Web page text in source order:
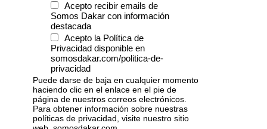
Acepto recibir emails de
Somos Dakar con información
destacada
Acepto la Política de
Privacidad disponible en
somosdakar.com/politica-de-
privacidad
Puede darse de baja en cualquier momento
haciendo clic en el enlace en el pie de
página de nuestros correos electrónicos.
Para obtener información sobre nuestras
políticas de privacidad, visite nuestro sitio